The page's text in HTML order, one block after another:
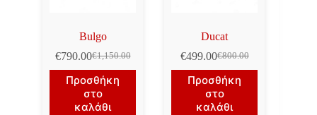
Bulgo
€1,150.00
Original
price
was:
€1,150.00.
€790.00Η
τρέχουσα
τιμή
είναι:
€790.00.
Προσθήκη
στο
καλάθι
Ducat
€800.00
Original
price
was:
€800.00.
€499.00Η
τρέχουσα
τιμή
είναι:
€499.00.
Προσθήκη
στο
καλάθι